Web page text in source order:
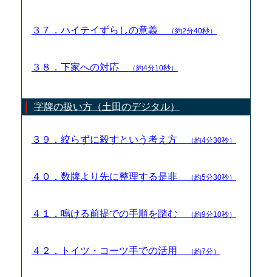
３７．ハイテイずらしの意義 （約2分40秒）
３８．下家への対応 （約4分10秒）
字牌の扱い方（土田のデジタル）
３９．絞らずに殺すという考え方 （約4分30秒）
４０．数牌より先に整理する是非 （約5分30秒）
４１．鳴ける前提での手順を踏む （約9分10秒）
４２．トイツ・コーツ手での活用 （約7分）